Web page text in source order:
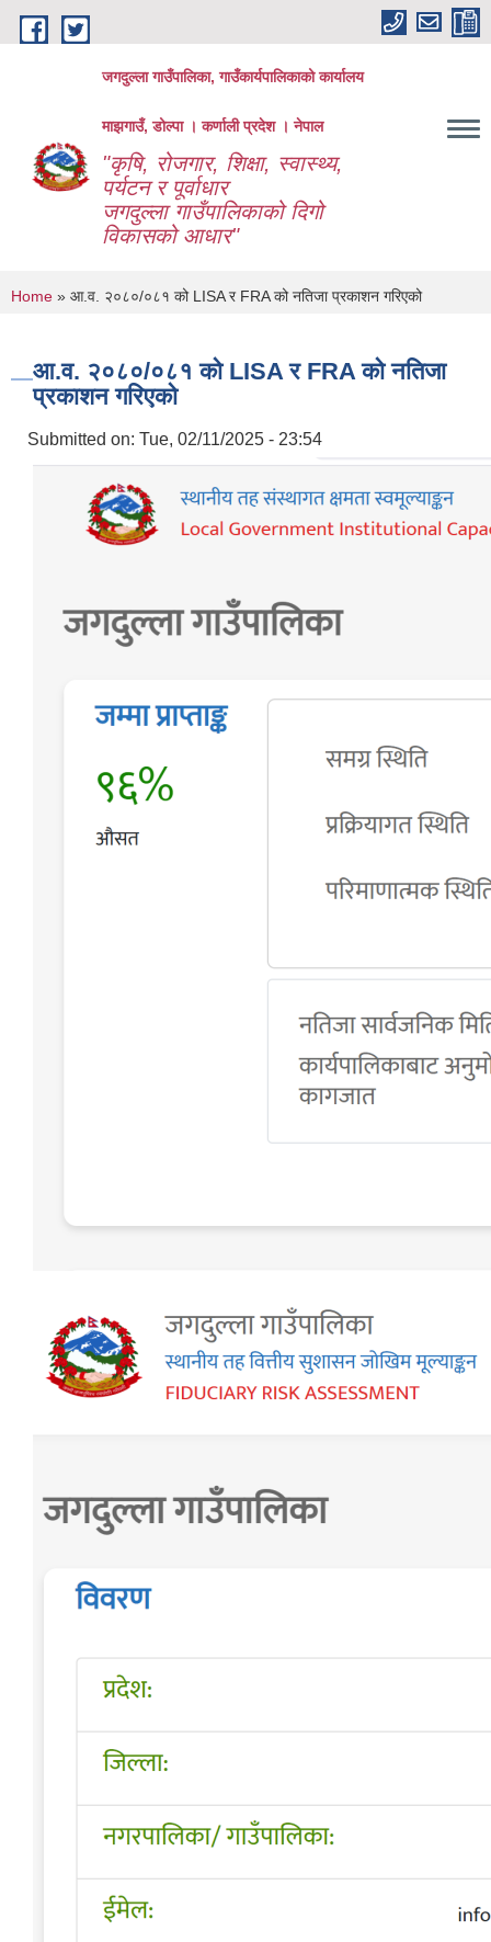
Skip to main content
जगदुल्ला गाउँपालिका, गाउँकार्यपालिकाको कार्यालय
माझगाउँ, डोल्पा । कर्णाली प्रदेश । नेपाल
"कृषि, रोजगार, शिक्षा, स्वास्थ्य,
पर्यटन र पूर्वाधार
जगदुल्ला गाउँपालिकाको दिगो
विकासको आधार"
You are here
Home » आ.व. २०८०/०८१ को LISA र FRA को नतिजा प्रकाशन गरिएको
आ.व. २०८०/०८१ को LISA र FRA को नतिजा
प्रकाशन गरिएको
Submitted on: Tue, 02/11/2025 - 23:54